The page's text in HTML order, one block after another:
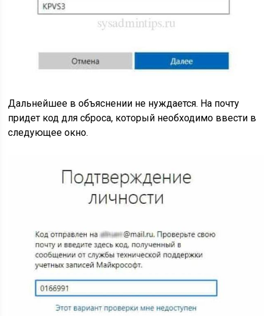
Дальнейшее в объяснении не нуждается. На почту
придет код для сброса, который необходимо ввести в
следующее окно.